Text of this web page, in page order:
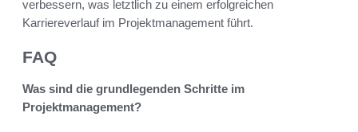
verbessern, was letztlich zu einem erfolgreichen
Karriereverlauf im Projektmanagement führt.
FAQ
Was sind die grundlegenden Schritte im
Projektmanagement?